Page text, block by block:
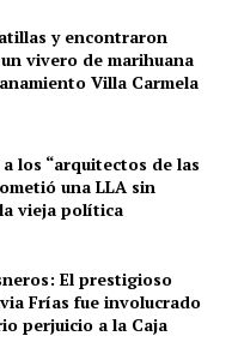
y encontraron
vivero de marihuana
Villa Carmela
los “arquitectos de las
una LLA sin
vieja política
El prestigioso
Frías fue involucrado
perjuicio a la Caja